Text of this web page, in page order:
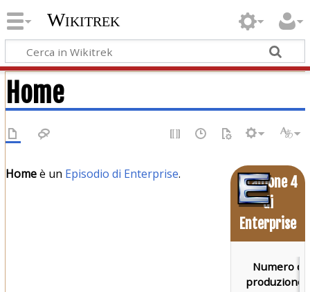
Wikitrek
Home
Stagione 4
di
Enterprise
Numero di
produzione:
Homeè un Episodio di Enterprise.